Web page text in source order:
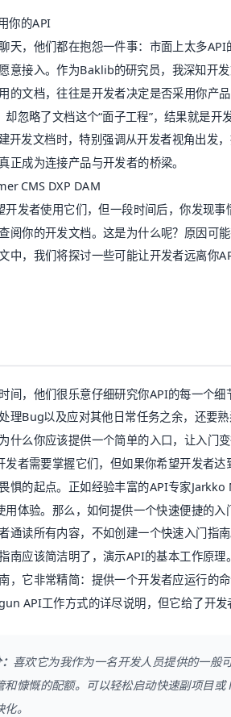
天，他们都在抱怨一件事：市面上太多
意接入。作为Baklib的研究员，我深知开
文档，往往是开发者决定是否采用你产
忽略了文档这个“面子工程”，结果就是开
开发文档时，特别强调从开发者视角出发
正成为连接产品与开发者的桥梁。
开发者使用它们，但一段时间后，你发现
阅你的开发文档。这是为什么呢？原因可
中，我们将探讨一些可能让开发者远离你
间，他们很乐意仔细研究你API的每一个
理Bug以及应对其他日常任务之余，还要
什么你应该提供一个简单的入口，让入门变
发者需要掌握它们，但如果你希望开发者
惧的起点。正如经验丰富的API专家
用体验。那么，如何提供一个快速便捷的
读所有内容，不如创建一个快速入门指
南应该简洁明了，演示API的基本工作原
，它非常精简：提供一个开发者应运行的
API工作方式的详尽说明，但它给了开发
喜欢它为我作为一名开发人员提供的一般
慷慨的配额。可以轻松启动快速副项目或
。